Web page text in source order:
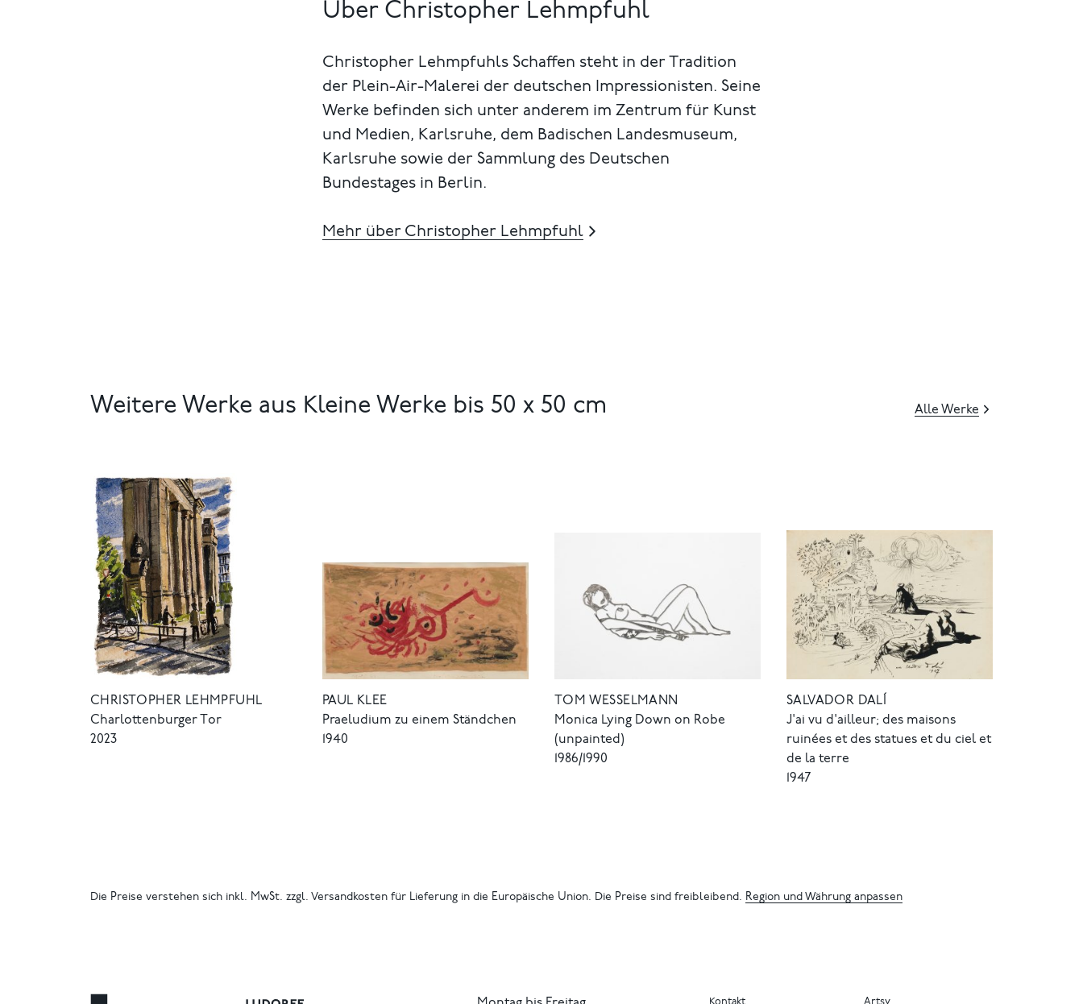
Über Christopher Lehmpfuhl
Christopher Lehmpfuhls Schaffen steht in der Tradition
der Plein-Air-Malerei der deutschen Impressionisten. Seine
Werke befinden sich unter anderem im Zentrum für Kunst
und Medien, Karlsruhe, dem Badischen Landesmuseum,
Karlsruhe sowie der Sammlung des Deutschen
Bundestages in Berlin.
Mehr über Christopher Lehmpfuhl
Weitere Werke aus Kleine Werke bis 50 x 50 cm Alle Werke
CHRISTOPHER LEHMPFUHL
Charlottenburger Tor
2023
PAUL KLEE
Praeludium zu einem Ständchen
1940
TOM WESSELMANN
Monica Lying Down on Robe
(unpainted)
1986/1990
SALVADOR DALÍ
J'ai vu d'ailleur; des maisons
ruinées et des statues et du ciel et
de la terre
1947
Die Preise verstehen sich inkl. MwSt. zzgl. Versandkosten für Lieferung in die Europäische Union. Die Preise sind freibleibend. Region und Währung anpassen